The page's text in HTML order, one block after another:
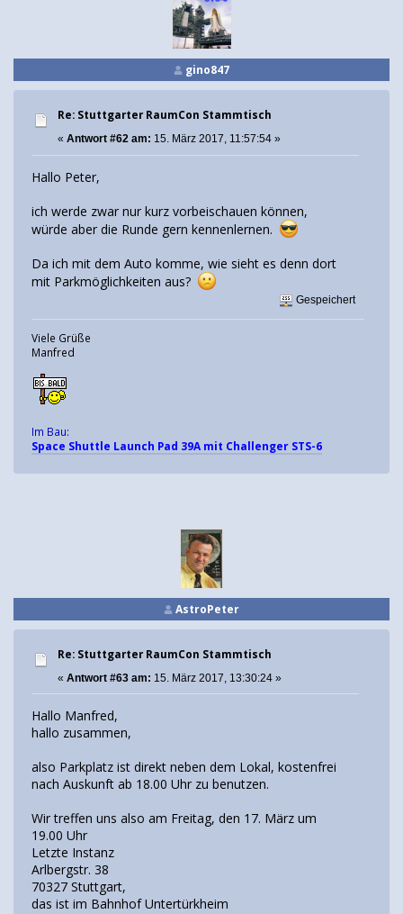
gino847
Re: Stuttgarter RaumCon Stammtisch
« Antwort #62 am: 15. März 2017, 11:57:54 »
Hallo Peter,
ich werde zwar nur kurz vorbeischauen können,
würde aber die Runde gern kennenlernen.
Da ich mit dem Auto komme, wie sieht es denn dort
mit Parkmöglichkeiten aus?
Gespeichert
Viele Grüße
Manfred
Im Bau:
Space Shuttle Launch Pad 39A mit Challenger STS-6
AstroPeter
Re: Stuttgarter RaumCon Stammtisch
« Antwort #63 am: 15. März 2017, 13:30:24 »
Hallo Manfred,
hallo zusammen,
also Parkplatz ist direkt neben dem Lokal, kostenfrei
nach Auskunft ab 18.00 Uhr zu benutzen.
Wir treffen uns also am Freitag, den 17. März um
19.00 Uhr
Letzte Instanz
Arlbergstr. 38
70327 Stuttgart,
das ist im Bahnhof Untertürkheim